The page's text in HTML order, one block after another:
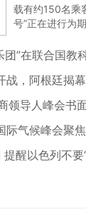
载有约150名乘
号”正在进行为
爆发了疑似汉
有多人可能感染
领导人峰会书
际气候峰会聚
醒以色列不要